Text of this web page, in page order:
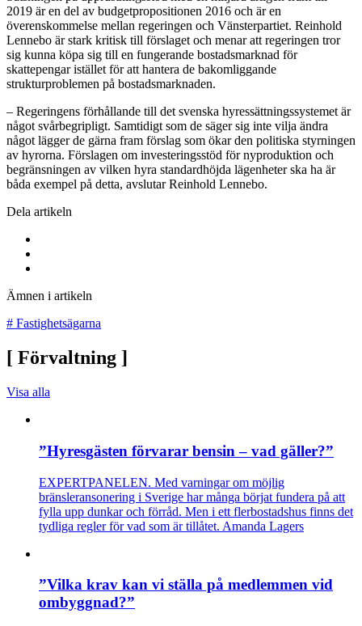
2019 är en del av budgetpropositionen 2016 och är en
överenskommelse mellan regeringen och Vänsterpartiet. Reinhold
Lennebo är stark kritisk till förslaget och menar att regeringen tror
sig kunna köpa sig till en fungerande bostadsmarknad för
skattepengar istället för att hantera de bakomliggande
strukturproblemen på bostadsmarknaden.
– Regeringens förhållande till det svenska hyressättningssystemet är
något svårbegripligt. Samtidigt som de säger sig inte vilja ändra
något lägger de gärna fram förslag som ökar den politiska styrningen
av hyrorna. Förslagen om investeringsstöd för nyproduktion och
begränsningen av vilken hyra standardhöjda lägenheter ska ha är
båda exempel på detta, avslutar Reinhold Lennebo.
Dela artikeln
Ämnen i artikeln
# Fastighetsägarna
[ Förvaltning ]
Visa alla
”Hyresgästen förvarar bensin – vad gäller?”
EXPERTPANELEN. Med varningar om möjlig
bränsleransonering i Sverige har många börjat fundera på att
fylla upp dunkar och förråd. Men i ett flerbostadshus finns det
tydliga regler för vad som är tillåtet. Amanda Lagers
”Vilka krav kan vi ställa på medlemmen vid
ombyggnad?”